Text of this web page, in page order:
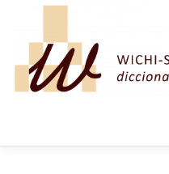
Saltar al contenido